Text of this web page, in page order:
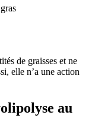
de graisses et ne
elle n’a une action
au